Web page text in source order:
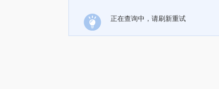
正在查询中，请刷新重试